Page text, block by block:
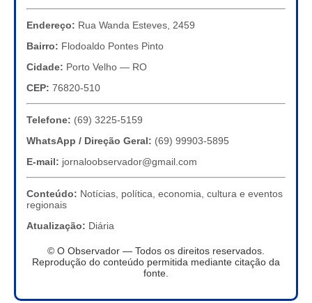
Endereço: Rua Wanda Esteves, 2459
Bairro: Flodoaldo Pontes Pinto
Cidade: Porto Velho — RO
CEP: 76820-510
Telefone: (69) 3225-5159
WhatsApp / Direção Geral: (69) 99903-5895
E-mail: jornaloobservador@gmail.com
Conteúdo: Notícias, política, economia, cultura e eventos
regionais
Atualização: Diária
© O Observador — Todos os direitos reservados.
Reprodução do conteúdo permitida mediante citação da
fonte.